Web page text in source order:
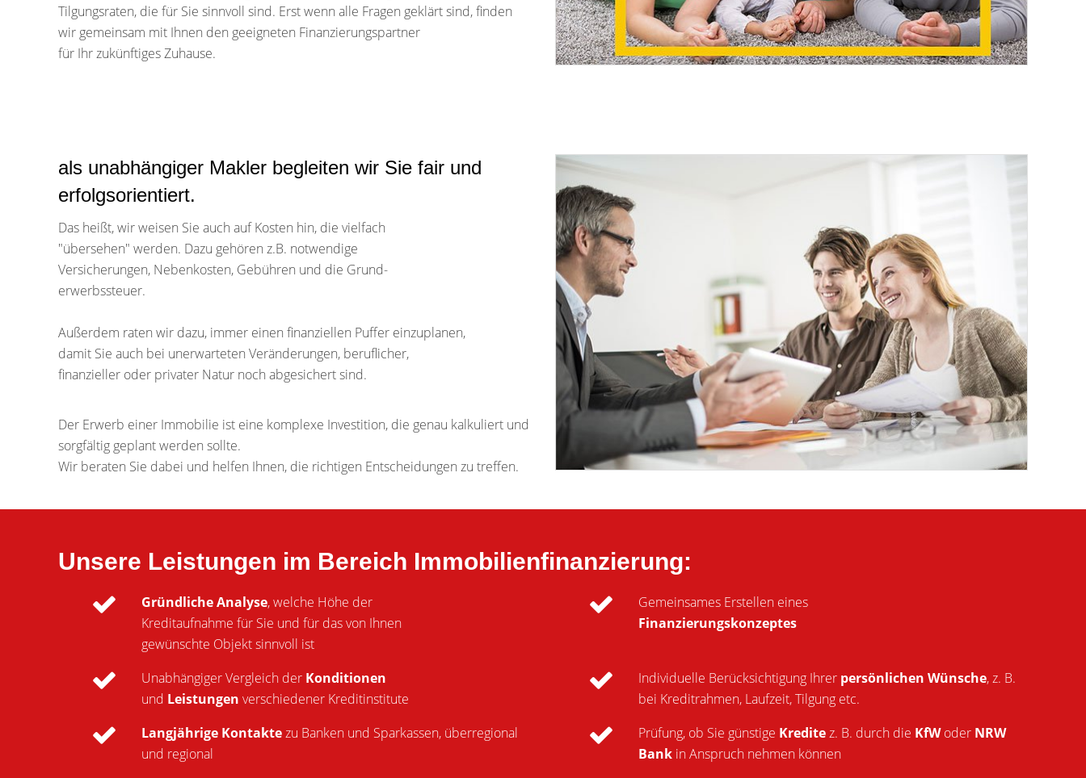
Tilgungsraten, die für Sie sinnvoll sind. Erst wenn alle Fragen geklärt sind, finden
wir gemeinsam mit Ihnen den geeigneten Finanzierungspartner
für Ihr zukünftiges Zuhause.
als unabhängiger Makler begleiten wir Sie fair und
erfolgsorientiert.
Das heißt, wir weisen Sie auch auf Kosten hin, die vielfach
"übersehen" werden. Dazu gehören z.B. notwendige
Versicherungen, Nebenkosten, Gebühren und die Grund-
erwerbssteuer.
Außerdem raten wir dazu, immer einen finanziellen Puffer einzuplanen,
damit Sie auch bei unerwarteten Veränderungen, beruflicher,
finanzieller oder privater Natur noch abgesichert sind.
Der Erwerb einer Immobilie ist eine komplexe Investition, die genau kalkuliert und
sorgfältig geplant werden sollte.
Wir beraten Sie dabei und helfen Ihnen, die richtigen Entscheidungen zu treffen.
Unsere Leistungen im Bereich Immobilienfinanzierung:
Gründliche Analyse, welche Höhe der
Kreditaufnahme für Sie und für das von Ihnen
gewünschte Objekt sinnvoll ist
Gemeinsames Erstellen eines
Finanzierungskonzeptes
Unabhängiger Vergleich der Konditionen
und Leistungen verschiedener Kreditinstitute
Individuelle Berücksichtigung Ihrer persönlichen Wünsche, z. B.
bei Kreditrahmen, Laufzeit, Tilgung etc.
Langjährige Kontaktezu Banken und Sparkassen, überregional
und regional
Prüfung, ob Sie günstige Kreditez. B. durch die KfWoder NRW
Bankin Anspruch nehmen können